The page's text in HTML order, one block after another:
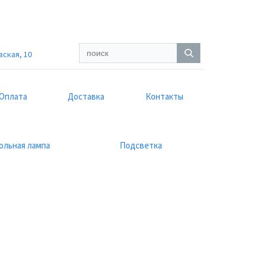
10
Доставка Контакты
лампа Подсветка